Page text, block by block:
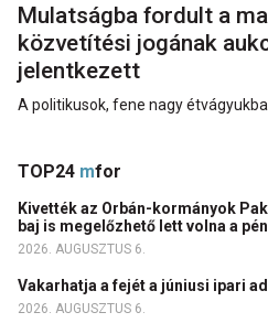
Mulatságba fordult a
közvetítési jogának
jelentkezett
A politikusok, fene nagy
TOP24 mfor
Kivették az Orbán-kormányok
baj is megelőzhető lett volna a
2026. AUGUSZTUS 6.
Vakarhatja a fejét a júniusi ipari
2026. AUGUSZTUS 6.